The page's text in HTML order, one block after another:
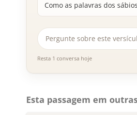
Como as palavras dos
Resta 1 conversa hoje
Esta passagem em